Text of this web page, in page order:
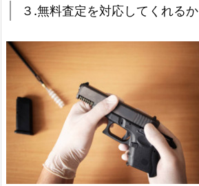
３.無料査定を対応してくれるか